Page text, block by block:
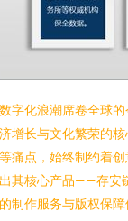
字化浪潮席卷全球
增长与文化繁荣的
痛点，始终制约着
其核心产品——存安
制作服务与版权保障